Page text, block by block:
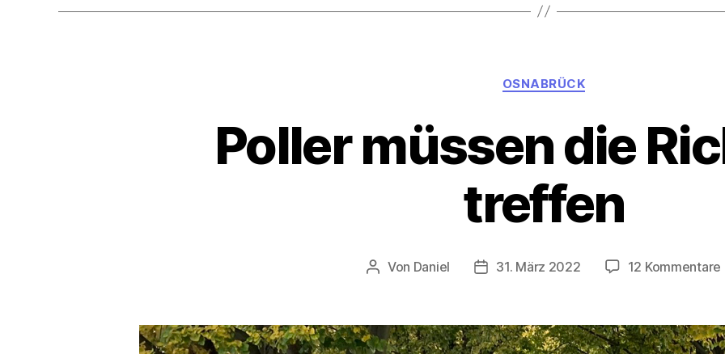
Kategorien
OSNABRÜCK
Poller müssen die
treffen
Beitragsautor
Von Daniel Beitragsdatum
31. März 2022 12 Kommentare